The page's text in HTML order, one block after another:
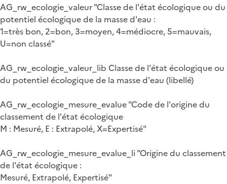
AG_rw_ecologie_valeur "Classe de l'état écologique ou du
potentiel écologique de la masse d'eau :
1=très bon, 2=bon, 3=moyen, 4=médiocre, 5=mauvais,
U=non classé"
AG_rw_ecologie_valeur_lib Classe de l'état écologique ou
du potentiel écologique de la masse d'eau (libellé)
AG_rw_ecologie_mesure_evalue "Code de l'origine du
classement de l'état écologique
M : Mesuré, E : Extrapolé, X=Expertisé"
AG_rw_ecologie_mesure_evalue_li "Origine du classement
de l'état écologique :
Mesuré, Extrapolé, Expertisé"